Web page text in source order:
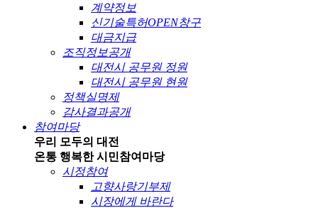
계약정보
신기술특허OPEN창구
대금지급
조직정보공개
대전시 공무원 정원
대전시 공무원 현원
정책실명제
감사결과공개
참여마당
우리 모두의 대전
온통 행복한 시민참여마당
시정참여
고향사랑기부제
시장에게 바란다